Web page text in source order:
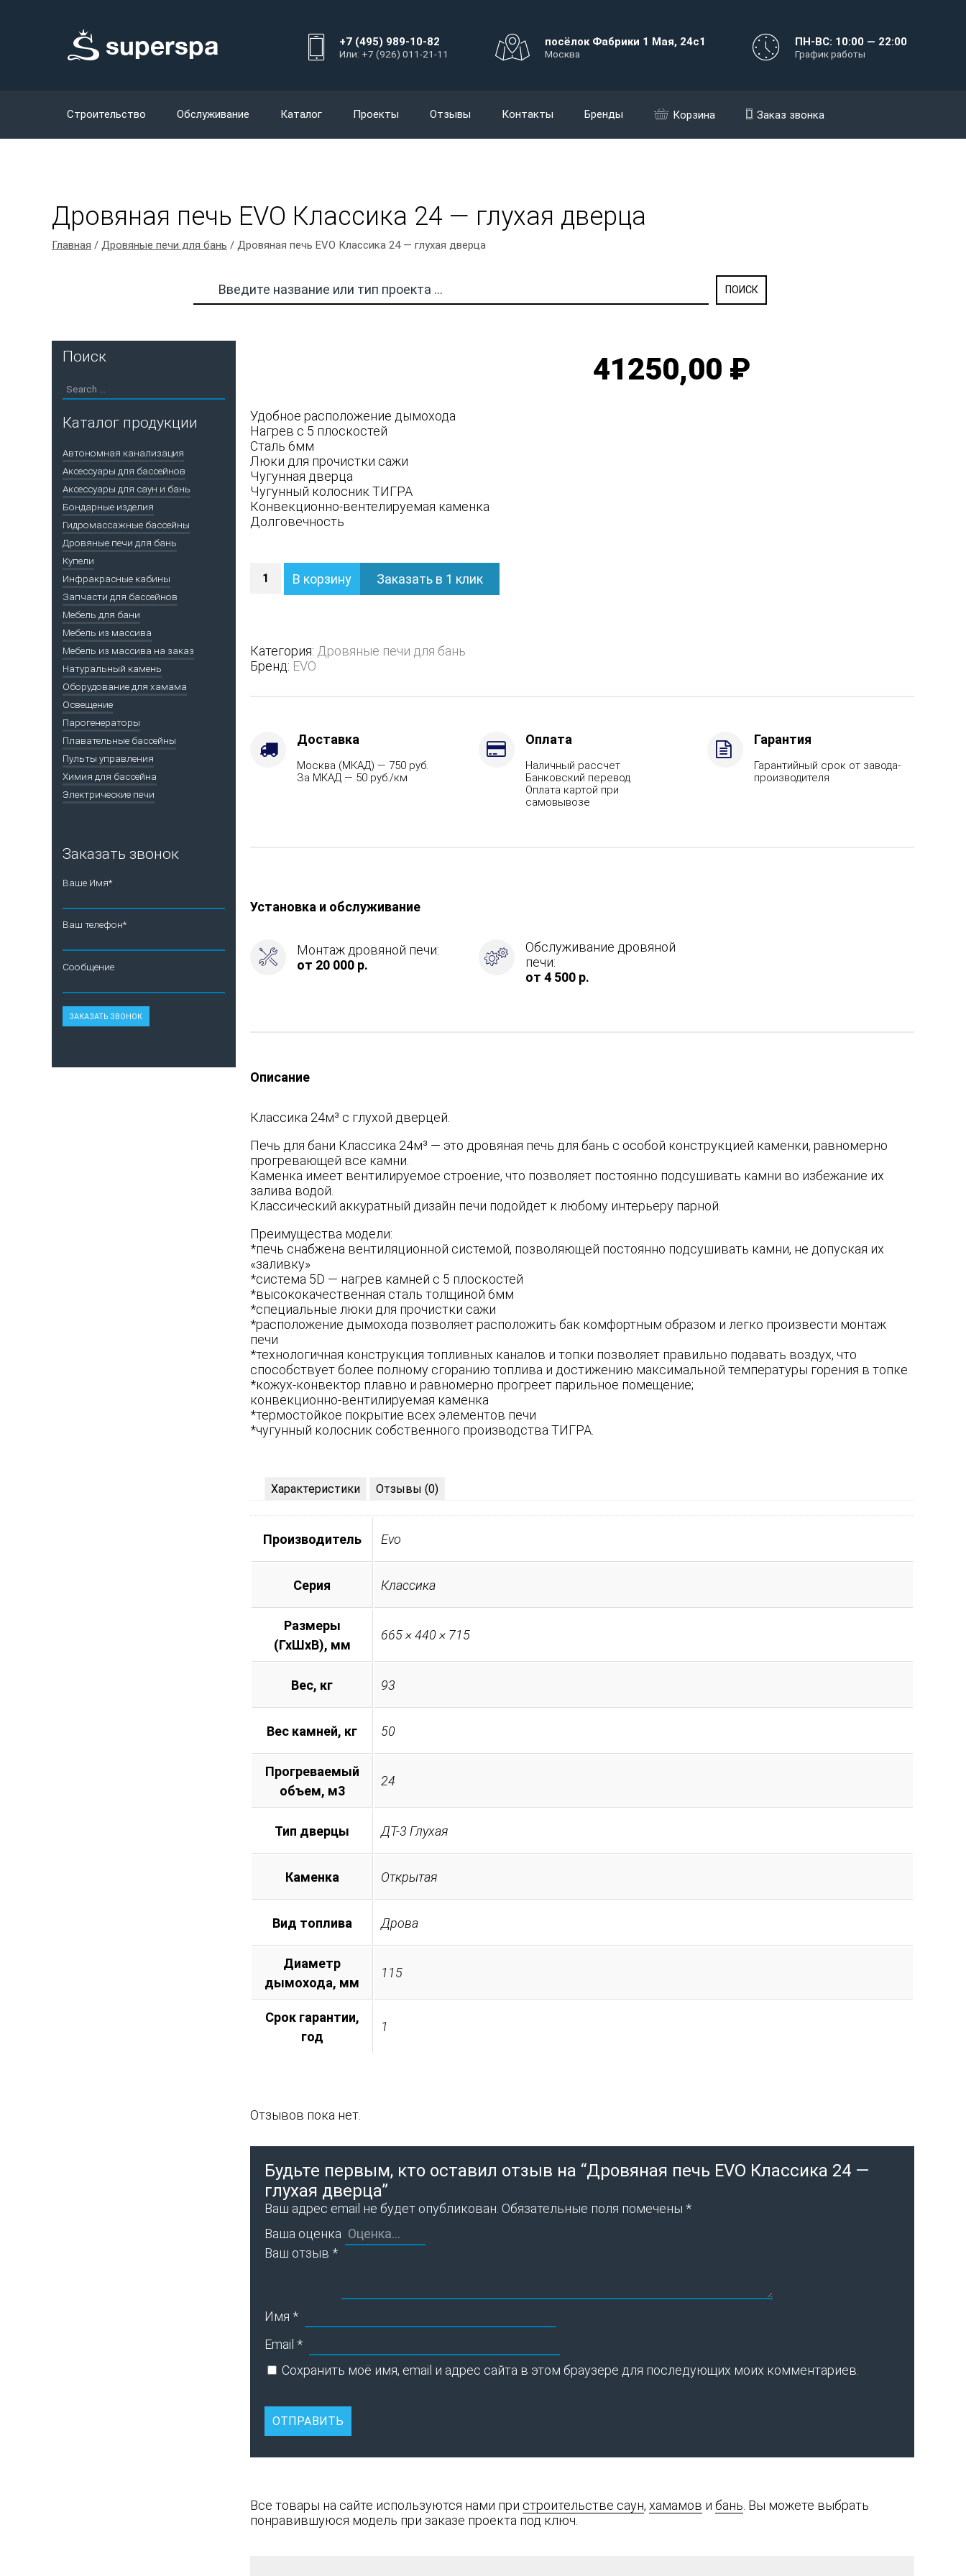
+7 (495) 989-10-82
Или: +7 (926) 011-21-11
посёлок Фабрики 1 Мая, 24с1
Москва
ПН-ВС: 10:00 — 22:00
График работы
Строительство Обслуживание Каталог Проекты Отзывы Контакты Бренды Корзина Заказ звонка
Дровяная печь EVO Классика 24 — глухая дверца
Главная / Дровяные печи для бань / Дровяная печь EVO Классика 24 — глухая дверца
41250,00 ₽
Удобное расположение дымохода
Нагрев с 5 плоскостей
Сталь 6мм
Люки для прочистки сажи
Чугунная дверца
Чугунный колосник ТИГРА
Конвекционно-вентелируемая каменка
Долговечность
Дровяная
24
—
глухая
В корзину Заказать в 1 клик
Категория: Дровяные печи для бань
Бренд: EVO
Доставка
Москва (МКАД) — 750 руб.
За МКАД — 50 руб./км
Оплата
Наличный рассчет
Банковский перевод
Оплата картой при
самовывозе
Гарантия
Гарантийный срок от завода-
производителя
Установка и обслуживание
Монтаж дровяной печи:
от 20 000 р.
Обслуживание дровяной
печи:
от 4 500 р.
Описание
Классика 24м³ с глухой дверцей.
Печь для бани Классика 24м³ — это дровяная печь для бань с особой конструкцией каменки, равномерно
прогревающей все камни.
Каменка имеет вентилируемое строение, что позволяет постоянно подсушивать камни во избежание их
залива водой.
Классический аккуратный дизайн печи подойдет к любому интерьеру парной.
Преимущества модели:
*печь снабжена вентиляционной системой, позволяющей постоянно подсушивать камни, не допуская их
«заливку»
*система 5D — нагрев камней с 5 плоскостей
*высококачественная сталь толщиной 6мм
*специальные люки для прочистки сажи
*расположение дымохода позволяет расположить бак комфортным образом и легко произвести монтаж
печи
*технологичная конструкция топливных каналов и топки позволяет правильно подавать воздух, что
способствует более полному сгоранию топлива и достижению максимальной температуры горения в топке
*кожух-конвектор плавно и равномерно прогреет парильное помещение;
конвекционно-вентилируемая каменка
*термостойкое покрытие всех элементов печи
*чугунный колосник собственного производства ТИГРА.
Характеристики Отзывы (0)
Производитель Evo
Серия Классика
Размеры
(ГхШхВ), мм
665 × 440 × 715
Вес, кг 93
Вес камней, кг 50
Прогреваемый
объем, м3
24
Тип дверцы ДТ-3 Глухая
Каменка Открытая
Вид топлива Дрова
Диаметр
дымохода, мм
115
Срок гарантии,
год
1
Отзывов пока нет.
Будьте первым, кто оставил отзыв на “Дровяная печь EVO Классика 24 —
глухая дверца”
Ваш адрес email не будет опубликован. Обязательные поля помечены *
Ваша оценка
Ваш отзыв *
Имя *
Email *
Сохранить моё имя, email и адрес сайта в этом браузере для последующих моих комментариев.
Все товары на сайте используются нами при строительстве саун, хамамов и бань . Вы можете выбрать
понравившуюся модель при заказе проекта под ключ.
Поиск
Каталог продукции
Автономная канализация
Аксессуары для бассейнов
Аксессуары для саун и бань
Бондарные изделия
Гидромассажные бассейны
Дровяные печи для бань
Купели
Инфракрасные кабины
Запчасти для бассейнов
Мебель для бани
Мебель из массива
Мебель из массива на заказ
Натуральный камень
Оборудование для хамама
Освещение
Парогенераторы
Плавательные бассейны
Пульты управления
Химия для бассейна
Электрические печи
Заказать звонок
Ваше Имя*
Ваш телефон*
Сообщение